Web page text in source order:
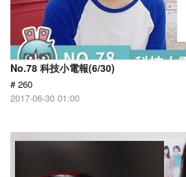
No.78 科技小電報(6/30)
# 260
2017-06-30 01:00